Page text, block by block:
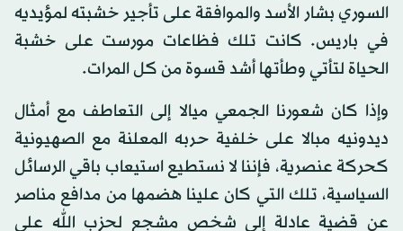
السوري بشار الأسد والموافقة على تأجير خشبته لمؤيديه
في باريس. كانت تلك فظاعات مورست على خشبة
الحياة لتأتي وطأتها أشد قسوة من كل المرات.
وإذا كان شعورنا الجمعي ميالا إلى التعاطف مع أمثال
ديدونيه مبالا على خلفية حربه المعلنة مع الصهيونية
كحركة عنصرية، فإننا لا نستطيع استيعاب باقي الرسائل
السياسية، تلك التي كان علينا هضمها من مدافع مناصر
عن قضية عادلة إلى شخص مشجع لحزب الله على